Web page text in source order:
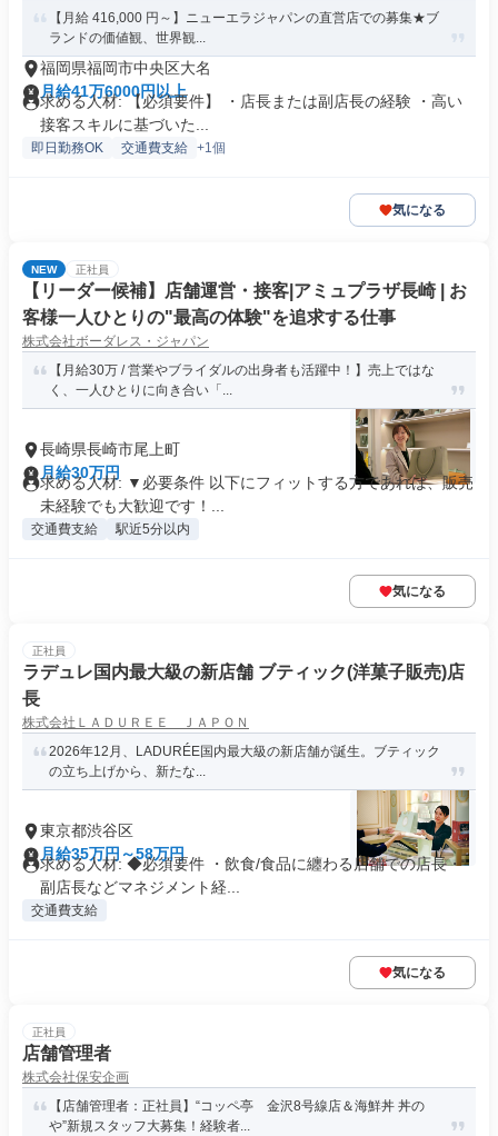
【月給 416,000 円～】ニューエラジャパンの直営店での募集★ブ
ランドの価値観、世界観...
福岡県福岡市中央区大名
月給41万6000円以上
求める人材: 【必須要件】 ・店長または副店長の経験 ・高い
接客スキルに基づいた...
即日勤務OK 交通費支給 +1個
気になる
NEW 正社員
【リーダー候補】店舗運営・接客|アミュプラザ長崎 | お
客様一人ひとりの"最高の体験"を追求する仕事
株式会社ボーダレス・ジャパン
【月給30万 / 営業やブライダルの出身者も活躍中！】売上ではな
く、一人ひとりに向き合い「...
長崎県長崎市尾上町
月給30万円
求める人材: ▼必要条件 以下にフィットする方であれば、販売
未経験でも大歓迎です！...
交通費支給 駅近5分以内
気になる
正社員
ラデュレ国内最大級の新店舗 ブティック(洋菓子販売)店
長
株式会社ＬＡＤＵＲＥＥ ＪＡＰＯＮ
2026年12月、LADURÉE国内最大級の新店舗が誕生。ブティック
の立ち上げから、新たな...
東京都渋谷区
月給35万円～58万円
求める人材: ◆必須要件 ・飲食/食品に纏わる店舗での店長・
副店長などマネジメント経...
交通費支給
気になる
正社員
店舗管理者
株式会社保安企画
【店舗管理者：正社員】“コッペ亭 金沢8号線店＆海鮮丼 丼の
や”新規スタッフ大募集！経験者...